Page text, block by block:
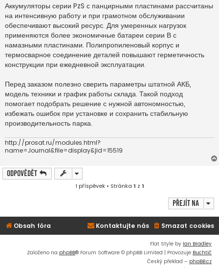
Аккумуляторы серии PzS с панцирными пластинами рассчитаны
на интенсивную работу и при грамотном обслуживании
обеспечивают высокий ресурс. Для умеренных нагрузок
применяются более экономичные батареи серии В с
намазными пластинами. Полипропиленовый корпус и
термосварное соединение деталей повышают герметичность
конструкции при ежедневной эксплуатации.
Перед заказом полезно сверить параметры штатной АКБ,
модель техники и график работы склада. Такой подход
помогает подобрать решение с нужной автономностью,
избежать ошибок при установке и сохранить стабильную
производительность парка.
http://prosat.ru/modules.html?
name=Journal&file=display&jid=15519
Odpovědět
1 příspěvek • Stránka 1 z 1
Přejít na
Obsah fóra Smazat cookies
Kontaktujte nás
Flat Style by Ian Bradley
Založeno na phpBB® Forum Software © phpBB Limited | Provozuje Buchtič
Český překlad – phpBB.cz